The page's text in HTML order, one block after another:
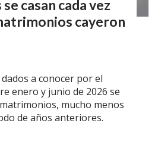
casan cada vez
cayeron
a conocer por el
enero y junio de 2026 se
mucho menos
de años anteriores.